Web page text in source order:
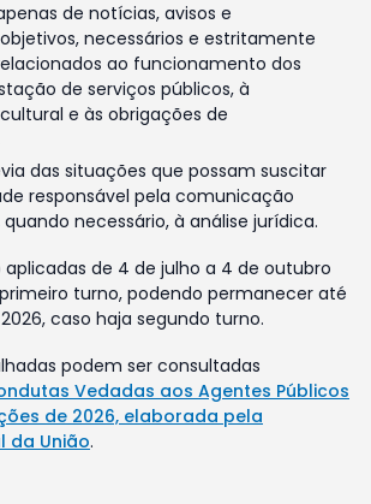
de notícias, avisos e
necessários e estritamente
ao funcionamento dos
de serviços públicos, à
e às obrigações de
das situações que possam suscitar
responsável pela comunicação
necessário, à análise jurídica.
aplicadas de 4 de julho a 4 de outubro
turno, podendo permanecer até
caso haja segundo turno.
podem ser consultadas
Vedadas aos Agentes Públicos
de 2026, elaborada pela
da União.